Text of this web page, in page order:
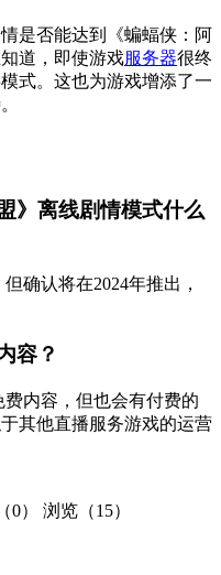
是否能达到《蝙蝠侠：阿
道，即使游戏服务器很终
式。这也为游戏增添了一
》离线剧情模式什么
确认将在2024年推出，
容？
内容，但也会有付费的
其他直播服务游戏的运营
0） 浏览（15）